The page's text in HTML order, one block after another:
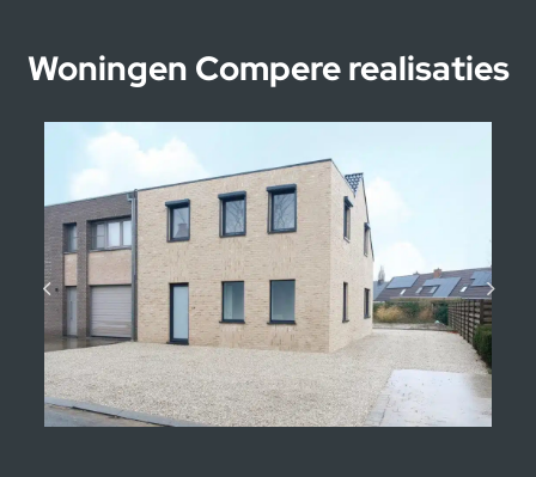
Prijs :19 042 800,00 €
Aantal jaren
Woningen Compere realisaties
Kijkwoningen Moorsele